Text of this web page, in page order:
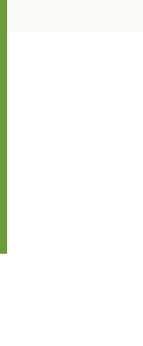
China -